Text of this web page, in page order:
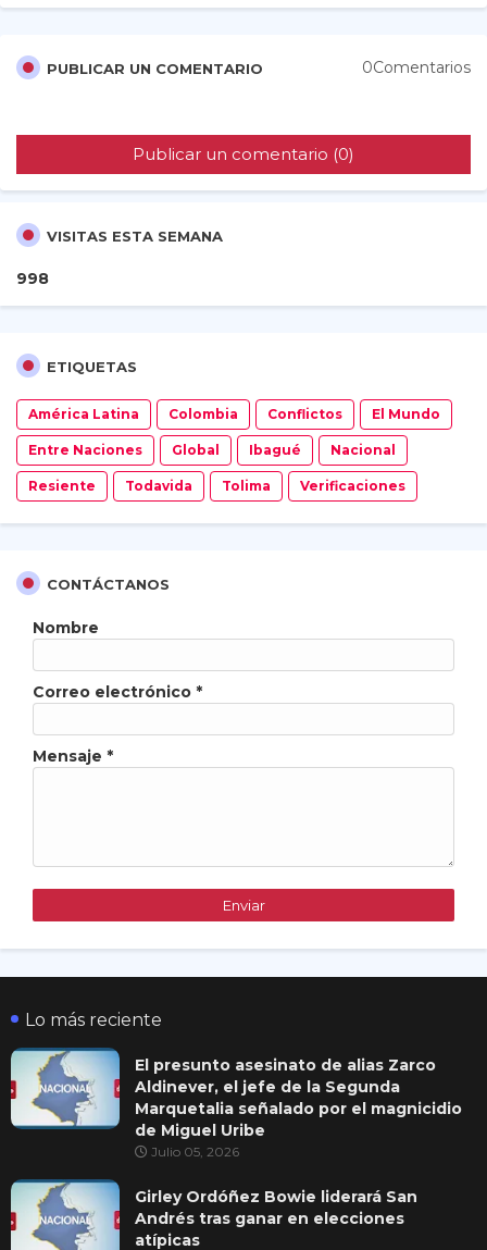
PUBLICAR UN COMENTARIO 0Comentarios
Publicar un comentario (0)
VISITAS ESTA SEMANA
998
ETIQUETAS
América Latina Colombia Conflictos El Mundo
Entre Naciones Global Ibagué Nacional
Resiente Todavida Tolima Verificaciones
CONTÁCTANOS
Nombre
Correo electrónico *
Mensaje *
Lo más reciente
El presunto asesinato de alias Zarco
Aldinever, el jefe de la Segunda
Marquetalia señalado por el magnicidio
de Miguel Uribe
Julio 05, 2026
Girley Ordóñez Bowie liderará San
Andrés tras ganar en elecciones
atípicas